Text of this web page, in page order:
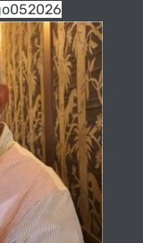
052026